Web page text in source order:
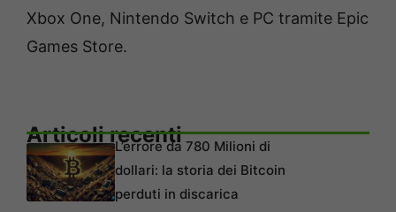
Xbox One, Nintendo Switch e PC tramite Epic
Games Store.
Articoli recentiL’errore da 780 Milioni di
dollari: la storia dei Bitcoin
perduti in discarica